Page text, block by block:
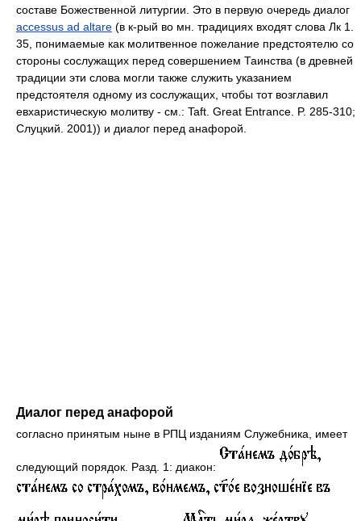
составе Божественной литургии. Это в первую очередь диалог
accessus ad altare (в к-рый во мн. традициях входят слова Лк 1.
35, понимаемые как молитвенное пожелание предстоятелю со
стороны сослужащих перед совершением Таинства (в древней
традиции эти слова могли также служить указанием
предстоятеля одному из сослужащих, чтобы тот возглавил
евхаристическую молитву - см.: Taft. Great Entrance. P. 285-310;
Слуцкий. 2001)) и диалог перед анафорой.
Диалог перед анафорой
согласно принятым ныне в РПЦ изданиям Служебника, имеет
следующий порядок. Разд. 1: диакон: